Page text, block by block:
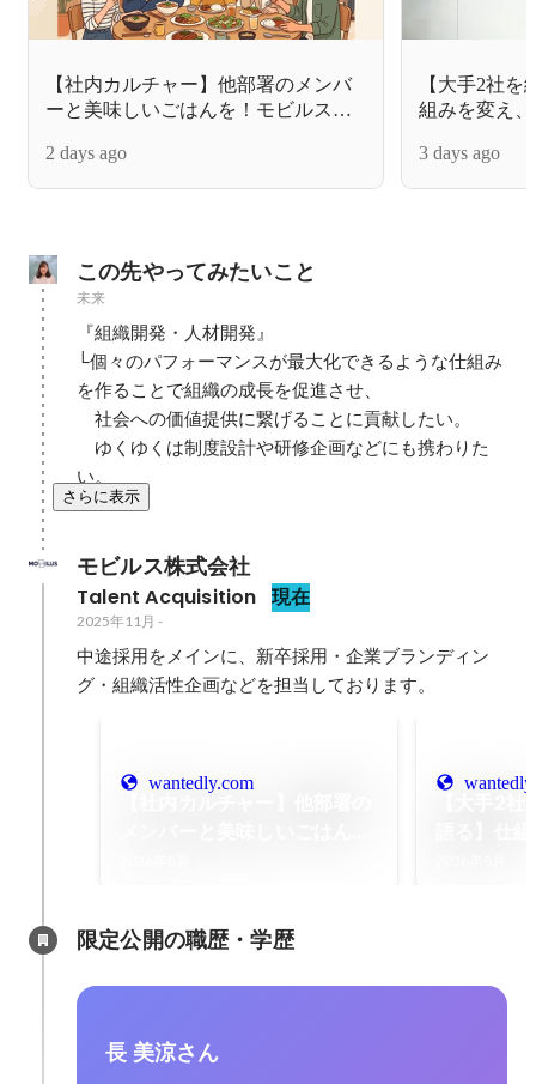
【社内カルチャー】他部署のメンバ
ーと美味しいごはんを！モビルスの
2 days ago
【大手2社
組みを変え
3 days ago
この先やってみたいこと
未来
『組織開発・人材開発』
└個々のパフォーマンスが最大化できるような仕組み
を作ることで組織の成長を促進させ、
社会への価値提供に繋げることに貢献したい。
ゆくゆくは制度設計や研修企画などにも携わりた
い。
さらに表示
モビルス株式会社
Talent Acquisition 現在
2025年11月 -
中途採用をメインに、新卒採用・企業ブランディン
グ・組織活性企画などを担当しております。
wantedly.com
限定公開の職歴・学歴
長 美涼さん